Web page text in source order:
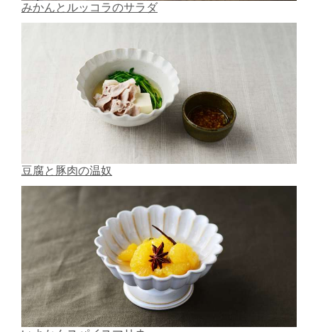
みかんとルッコラのサラダ
豆腐と豚肉の温奴